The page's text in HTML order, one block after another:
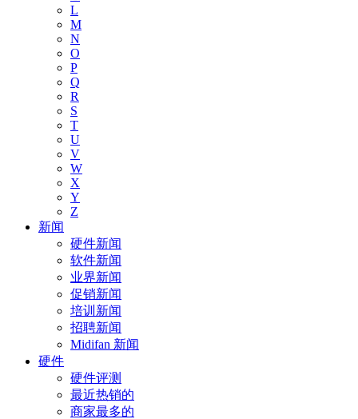
L
M
N
O
P
Q
R
S
T
U
V
W
X
Y
Z
新闻
硬件新闻
软件新闻
业界新闻
促销新闻
培训新闻
招聘新闻
Midifan 新闻
硬件
硬件评测
最近热销的
商家最多的